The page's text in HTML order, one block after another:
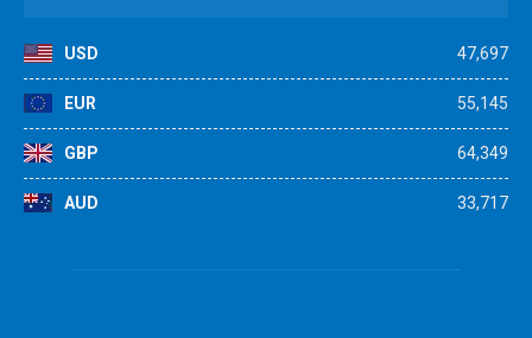
USD 47,697
EUR 55,145
GBP 64,349
AUD 33,717